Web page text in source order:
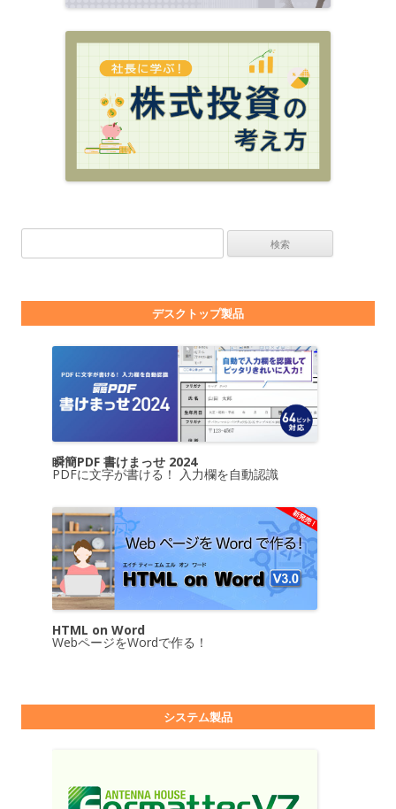
デスクトップ製品
瞬簡PDF 書けまっせ 2024
PDFに文字が書ける！ 入力欄を自動認識
HTML on Word
WebページをWordで作る！
システム製品